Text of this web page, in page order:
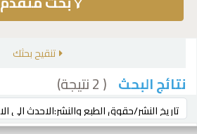
تنقيح بحثك
نتائج البحث ( 2 نتيجة)
ترتيب بواسطة: